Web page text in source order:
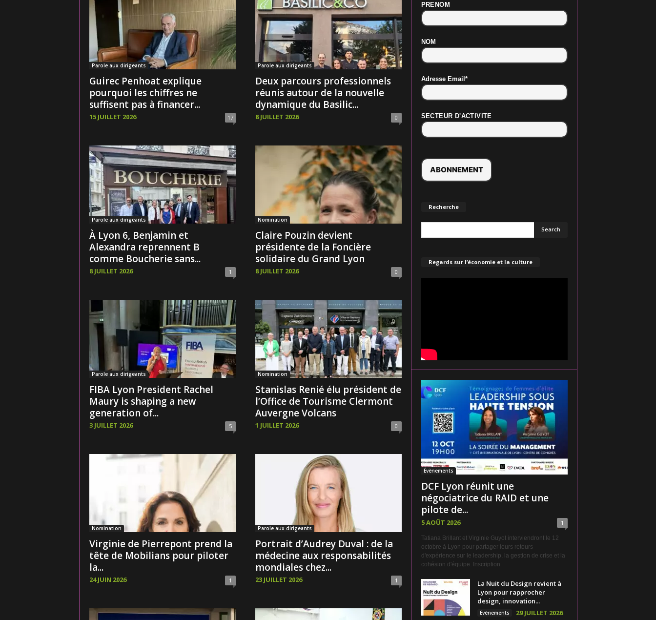
Parole aux dirigeants
Guirec Penhoat explique
pourquoi les chiffres ne
suffisent pas à financer...
15 JUILLET 2026 17
Parole aux dirigeants
Deux parcours professionnels
réunis autour de la nouvelle
dynamique du Basilic...
8 JUILLET 2026 0
Parole aux dirigeants
À Lyon 6, Benjamin et
Alexandra reprennent B
comme Boucherie sans...
8 JUILLET 2026 1
Nomination
Claire Pouzin devient
présidente de la Foncière
solidaire du Grand Lyon
8 JUILLET 2026 0
Parole aux dirigeants
FIBA Lyon President Rachel
Maury is shaping a new
generation of...
3 JUILLET 2026 5
Nomination
Stanislas Renié élu président de
l’Office de Tourisme Clermont
Auvergne Volcans
1 JUILLET 2026 0
Nomination
Virginie de Pierrepont prend la
tête de Mobilians pour piloter
la...
24 JUIN 2026 1
Parole aux dirigeants
Portrait d’Audrey Duval : de la
médecine aux responsabilités
mondiales chez...
23 JUILLET 2026 1
PRENOM
NOM
Adresse Email*
SECTEUR D'ACTIVITE
Recherche
Regards sur l’économie et la culture
Évènements
DCF Lyon réunit une
négociatrice du RAID et une
pilote de...
5 AOÛT 2026 1
Tatiana Brillant et Virginie Guyot interviendront le 12
octobre à Lyon pour partager leurs retours
d'expérience sur le leadership, la gestion de crise et la
cohésion d'équipe. Inscription
La Nuit du Design revient à
Lyon pour rapprocher
design, innovation...
Évènements 29 JUILLET 2026